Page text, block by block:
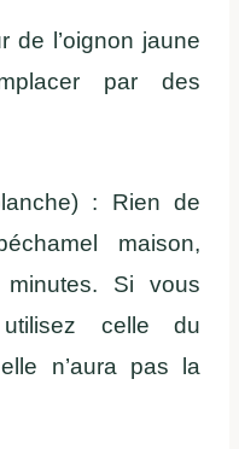
de l’oignon jaune
par des
: Rien de
maison,
Si vous
celle du
n’aura pas la